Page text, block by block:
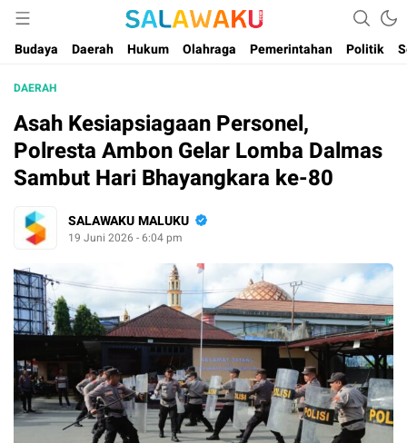
Salawaku Maluku
Salam dan Warta Anak Maluku
Budaya
Daerah Hukum Olahraga Pemerintahan Politik
DAERAH
Asah Kesiapsiagaan Personel,
Polresta Ambon Gelar Lomba Dalmas
Sambut Hari Bhayangkara ke-80
SALAWAKU MALUKU
19 Juni 2026 - 6:04 pm